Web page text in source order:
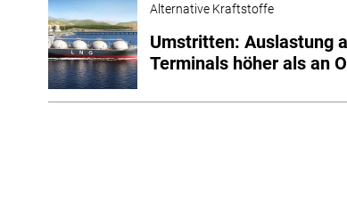
Alternative Kraftstoffe
Umstritten: Auslastung
Terminals höher als an